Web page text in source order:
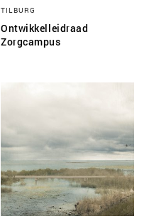
TILBURG
Ontwikkelleidraad
Zorgcampus